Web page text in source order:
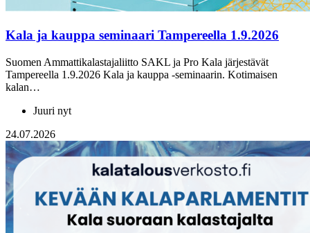
Kala ja kauppa seminaari Tampereella 1.9.2026
Suomen Ammattikalastajaliitto SAKL ja Pro Kala järjestävät
Tampereella 1.9.2026 Kala ja kauppa -seminaarin. Kotimaisen
kalan…
Juuri nyt
24.07.2026